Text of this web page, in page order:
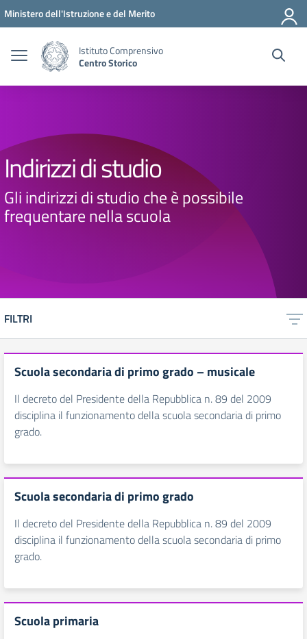
Vai ai contenuti
Vai al menu di navigazione
Vai al footer
Ministero dell'Istruzione e del Merito
Istituto Comprensivo
Centro Storico
Indirizzi di studio
Gli indirizzi di studio che è possibile
frequentare nella scuola
FILTRI
Scuola secondaria di primo grado – musicale
Il decreto del Presidente della Repubblica n. 89 del 2009
disciplina il funzionamento della scuola secondaria di primo
grado.
Scuola secondaria di primo grado
Il decreto del Presidente della Repubblica n. 89 del 2009
disciplina il funzionamento della scuola secondaria di primo
grado.
Scuola primaria